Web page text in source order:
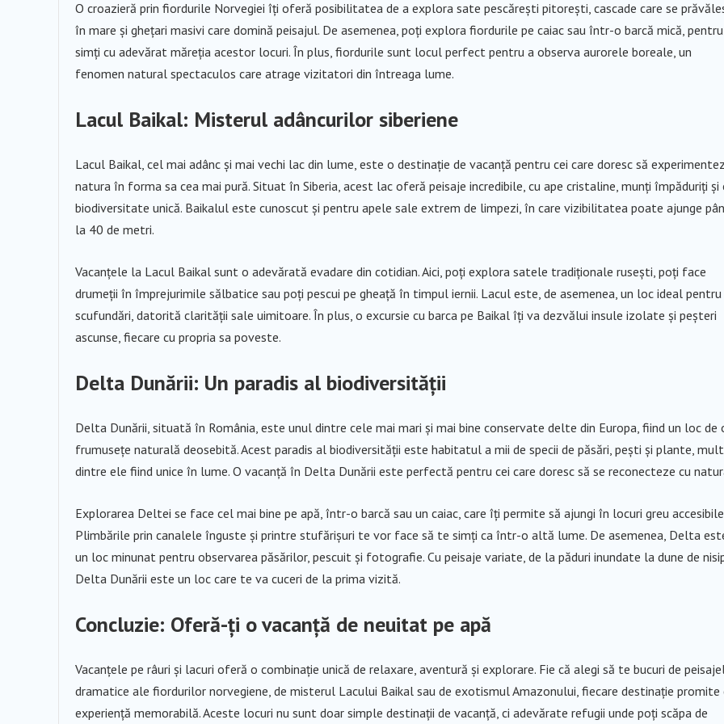
O croazieră prin fiordurile Norvegiei îți oferă posibilitatea de a explora sate pescărești pitorești, cascade care se
în mare și ghețari masivi care domină peisajul. De asemenea, poți explora fiordurile pe caiac sau într-o barcă mică,
simți cu adevărat măreția acestor locuri. În plus, fiordurile sunt locul perfect pentru a observa aurorele boreale, un
fenomen natural spectaculos care atrage vizitatori din întreaga lume.
Lacul Baikal: Misterul adâncurilor siberiene
Lacul Baikal, cel mai adânc și mai vechi lac din lume, este o destinație de vacanță pentru cei care doresc să
natura în forma sa cea mai pură. Situat în Siberia, acest lac oferă peisaje incredibile, cu ape cristaline, munți împăduriți și
biodiversitate unică. Baikalul este cunoscut și pentru apele sale extrem de limpezi, în care vizibilitatea poate ajunge
la 40 de metri.
Vacanțele la Lacul Baikal sunt o adevărată evadare din cotidian. Aici, poți explora satele tradiționale rusești, poți face
drumeții în împrejurimile sălbatice sau poți pescui pe gheață în timpul iernii. Lacul este, de asemenea, un loc ideal pentru
scufundări, datorită clarității sale uimitoare. În plus, o excursie cu barca pe Baikal îți va dezvălui insule izolate și peșteri
ascunse, fiecare cu propria sa poveste.
Delta Dunării: Un paradis al biodiversității
Delta Dunării, situată în România, este unul dintre cele mai mari și mai bine conservate delte din Europa, fiind un loc de
frumusețe naturală deosebită. Acest paradis al biodiversității este habitatul a mii de specii de păsări, pești și plante,
dintre ele fiind unice în lume. O vacanță în Delta Dunării este perfectă pentru cei care doresc să se reconecteze cu
Explorarea Deltei se face cel mai bine pe apă, într-o barcă sau un caiac, care îți permite să ajungi în locuri greu
Plimbările prin canalele înguste și printre stufărișuri te vor face să te simți ca într-o altă lume. De asemenea, Delta
un loc minunat pentru observarea păsărilor, pescuit și fotografie. Cu peisaje variate, de la păduri inundate la dune de
Delta Dunării este un loc care te va cuceri de la prima vizită.
Concluzie: Oferă-ți o vacanță de neuitat pe apă
Vacanțele pe râuri și lacuri oferă o combinație unică de relaxare, aventură și explorare. Fie că alegi să te bucuri de
dramatice ale fiordurilor norvegiene, de misterul Lacului Baikal sau de exotismul Amazonului, fiecare destinație promite
experiență memorabilă. Aceste locuri nu sunt doar simple destinații de vacanță, ci adevărate refugii unde poți scăpa de